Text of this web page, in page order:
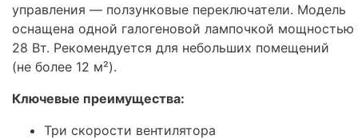
управления — ползунковые переключатели. Модель
оснащена одной галогеновой лампочкой мощностью
28 Вт. Рекомендуется для небольших помещений
(не более 12 м²).
Ключевые преимущества:
Три скорости вентилятора